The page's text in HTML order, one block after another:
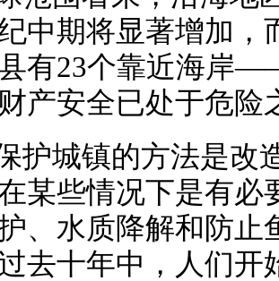
中期将显著增加，
有23个靠近海岸
产安全已处于危险
护城镇的方法是改
某些情况下是有必
、水质降解和防止
去十年中，人们开